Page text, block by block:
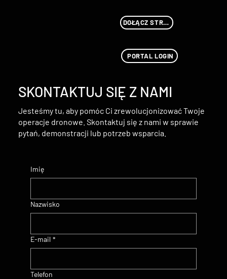
DOŁĄCZ STREAMU
PORTAL LOGIN
SKONTAKTUJ SIĘ Z NAMI
Jesteśmy tu, aby pomóc Ci zrewolucjonizować Twoje
operacje dronowe. Skontaktuj się z nami w sprawie
pytań, demonstracji lub potrzeb wsparcia.
Imię
Nazwisko
E-mail *
Telefon